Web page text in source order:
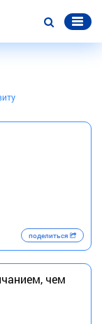
поделиться
чем